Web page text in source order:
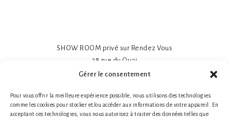
Gérer le consentement
Pour vous offrir la meilleure expérience possible, nous utilisons des technologies
comme les cookies pour stocker et/ou accéder aux informations de votre appareil. En
acceptant ces technologies, vous nous autorisez à traiter des données telles que
SHOW ROOM privé sur Rendez Vous
38 rue du Quai
81600 GAILLAC
Impression sur-mesure
Made in France- Made in Tarn